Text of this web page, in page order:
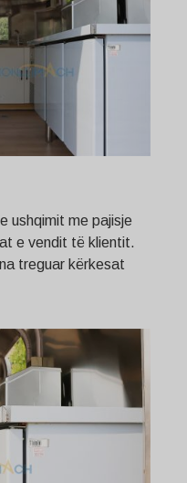
ushqimit me pajisje
e vendit të klientit.
treguar kërkesat